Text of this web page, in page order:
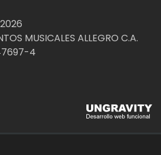
MUSICALES ALLEGRO C.A.
4